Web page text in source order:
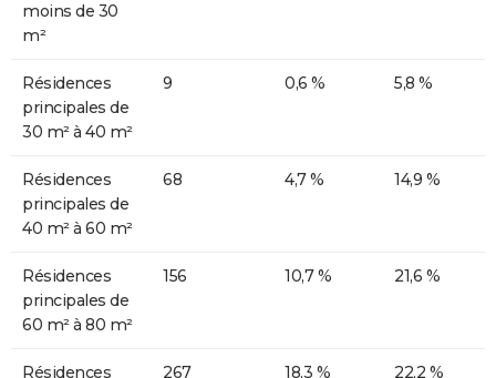
moins de 30
m²
Résidences
principales de
30 m² à 40 m²
9 0,6 % 5,8 %
Résidences
principales de
40 m² à 60 m²
68 4,7 % 14,9 %
Résidences
principales de
60 m² à 80 m²
156 10,7 % 21,6 %
Résidences
267 18,3 % 22,2 %